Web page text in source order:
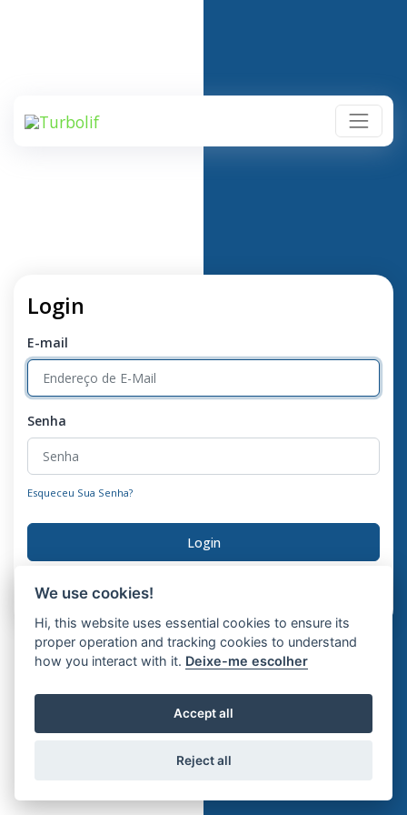
Login
E-mail
Senha
Esqueceu Sua Senha?
Login
Não tem uma conta?
Copyright © Turbolif 2026
We use cookies!
Hi, this website uses essential cookies to ensure its
proper operation and tracking cookies to understand
how you interact with it. Deixe-me escolher
Accept all
Reject all